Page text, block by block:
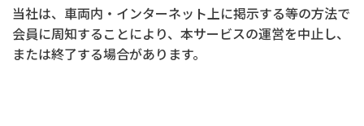
当社は、車両内・インターネット上に掲示する等の方法で
会員に周知することにより、本サービスの運営を中止し、
または終了する場合があります。